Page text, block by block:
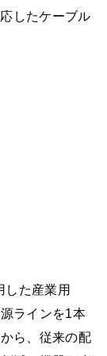
したケーブル
した産業用
ラインを1本
ら、従来の配